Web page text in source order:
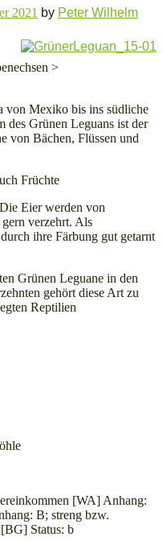
2021 by Peter Wilhelm
>
von Mexiko bis ins südliche
des Grünen Leguans ist der
von Bächen, Flüssen und
Früchte
Eier werden von
verzehrt. Als
ihre Färbung gut getarnt
Grünen Leguane in den
gehört diese Art zu
Reptilien
[WA] Anhang:
B; streng bzw.
Status: b